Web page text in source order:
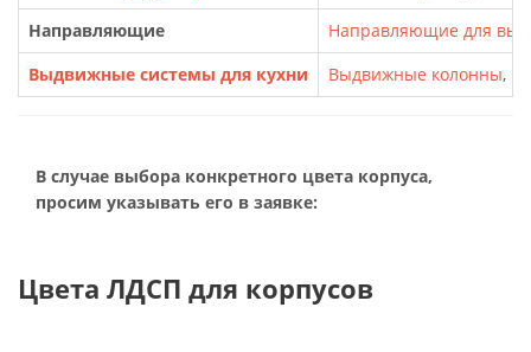
Направляющие
Направляющие для
Выдвижные системы для кухни
Выдвижные колонны,
В случае выбора конкретного цвета корпуса,
просим указывать его в заявке:
Цвета ЛДСП для корпусов